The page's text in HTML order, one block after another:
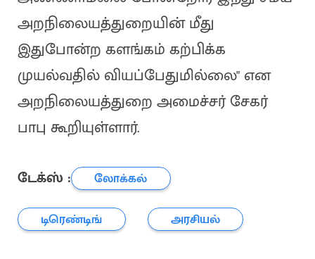
அறநிலையத்துறையின் மீது
இதுபோன்ற களங்கம் கற்பிக்க
முயல்வதில் வியப்பேதுமில்லை" என
அறநிலையத்துறை அமைச்சர் சேகர்
பாபு கூறியுள்ளார்.
டேக்ஸ் :
லோக்கல்
டிரெண்டிங்
அரசியல்